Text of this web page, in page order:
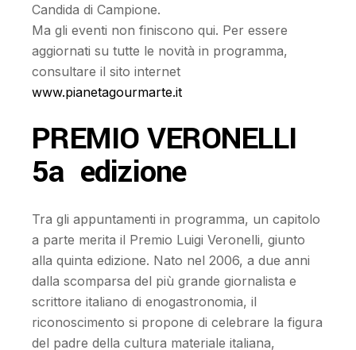
Candida di Campione.
Ma gli eventi non finiscono qui. Per essere
aggiornati su tutte le novità in programma,
consultare il sito internet
www.pianetagourmarte.it
PREMIO VERONELLI
5a edizione
Tra gli appuntamenti in programma, un capitolo
a parte merita il Premio Luigi Veronelli, giunto
alla quinta edizione. Nato nel 2006, a due anni
dalla scomparsa del più grande giornalista e
scrittore italiano di enogastronomia, il
riconoscimento si propone di celebrare la figura
del padre della cultura materiale italiana,